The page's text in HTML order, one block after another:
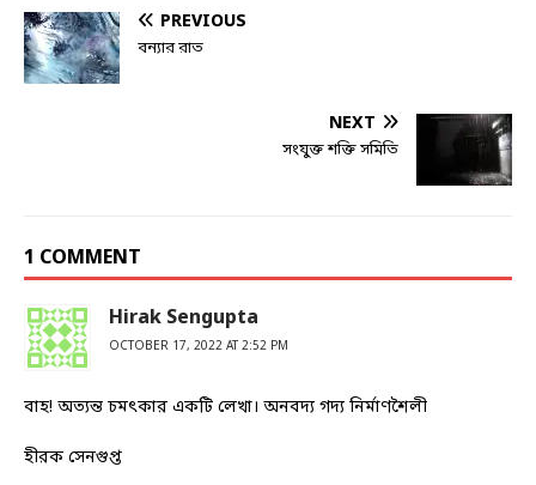
PREVIOUS
বন্যার রাত
NEXT
সংযুক্ত শক্তি সমিতি
1 COMMENT
Hirak Sengupta
OCTOBER 17, 2022 AT 2:52 PM
বাহ! অত্যন্ত চমৎকার একটি লেখা। অনবদ্য গদ্য নির্মাণশৈলী
হীরক সেনগুপ্ত